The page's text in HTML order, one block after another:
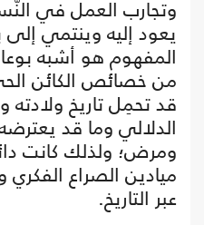
وتجارب العمل في
يعود إليه وينتمي إلى
المفهوم هو أشبه
من خصائص الكائن
قد تحمِل تاريخ ولادته
الدلالي وما قد
ومرض؛ ولذلك كانت
ميادين الصراع الفكري
عبر التاريخ.